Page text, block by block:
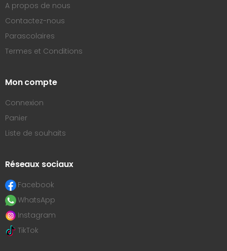
A propos de nous
Contactez-nous
Parascolaires
Termes et Conditions
Mon compte
Connexion
Panier
Liste de souhaits
Réseaux sociaux
Facebook
WhatsApp
Instagram
TikTok